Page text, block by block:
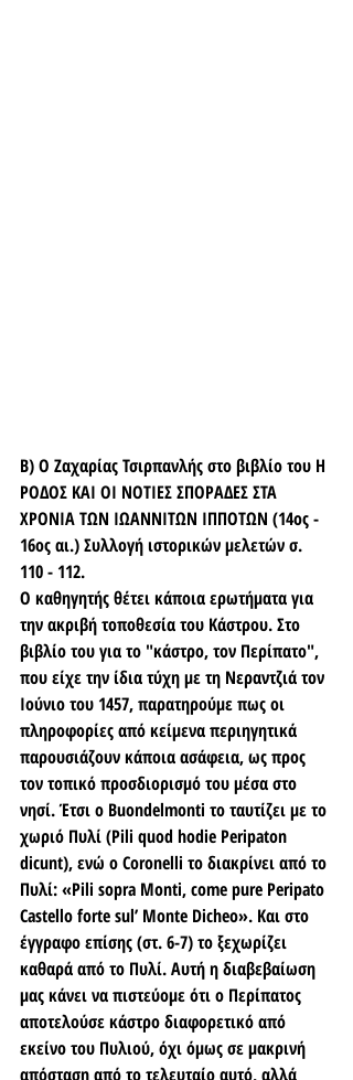
Β) Ο Ζαχαρίας Τσιρπανλής στο βιβλίο του Η
ΡΟΔΟΣ ΚΑΙ ΟΙ ΝΟΤΙΕΣ ΣΠΟΡΑΔΕΣ ΣΤΑ
ΧΡΟΝΙΑ ΤΩΝ ΙΩΑΝΝΙΤΩΝ ΙΠΠΟΤΩΝ (14ος -
16ος αι.) Συλλογή ιστορικών μελετών σ.
110 - 112.
Ο καθηγητής θέτει κάποια ερωτήματα για
την ακριβή τοποθεσία του Κάστρου. Στο
βιβλίο του για το "κάστρο, τον Περίπατο",
που είχε την ίδια τύχη με τη Νεραντζιά τον
Ιούνιο του 1457, παρατηρούμε πως οι
πληροφορίες από κείμενα περιηγητικά
παρουσιάζουν κάποια ασάφεια, ως προς
τον τοπικό προσδιορισμό του μέσα στο
νησί. Έτσι ο Buondelmonti το ταυτίζει με το
χωριό Πυλί (Pili quod hodie Peripaton
dicunt), ενώ ο Coronelli το διακρίνει από το
Πυλί: «Pili sopra Monti, come pure Peripato
Castello forte sul’ Monte Dicheo». Και στο
έγγραφο επίσης (στ. 6-7) το ξεχωρίζει
καθαρά από το Πυλί. Αυτή η διαβεβαίωση
μας κάνει να πιστεύομε ότι ο Περίπατος
αποτελούσε κάστρο διαφορετικό από
εκείνο του Πυλιού, όχι όμως σε μακρινή
απόσταση από το τελευταίο αυτό, αλλά